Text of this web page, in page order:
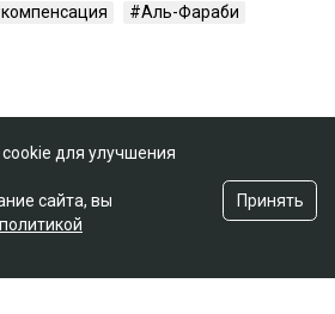
компенсация Аль-Фараби
для улучшения
сайта, вы
политикой
Принять